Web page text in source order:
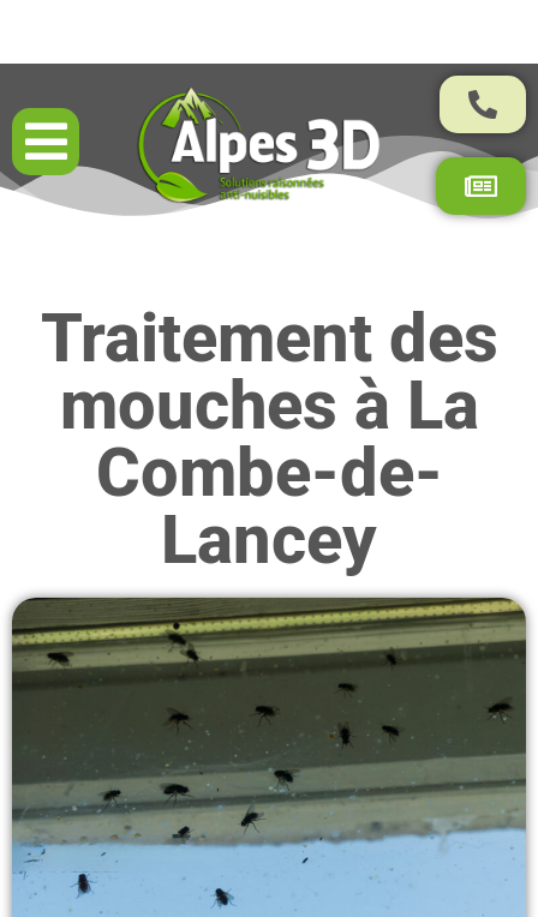
Résultats garantis par contrat
Traitement des
mouches à La
Combe-de-
Lancey